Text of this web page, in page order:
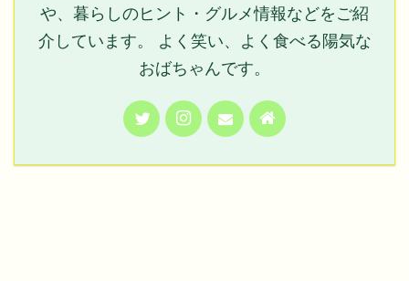
や、暮らしのヒント・グルメ情報などをご紹
介しています。 よく笑い、よく食べる陽気な
おばちゃんです。